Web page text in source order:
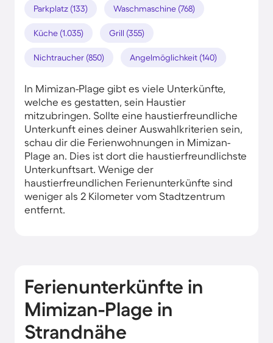
Parkplatz (133) Waschmaschine (768)
Küche (1.035) Grill (355)
Nichtraucher (850) Angelmöglichkeit (140)
In Mimizan-Plage gibt es viele Unterkünfte,
welche es gestatten, sein Haustier
mitzubringen. Sollte eine haustierfreundliche
Unterkunft eines deiner Auswahlkriterien sein,
schau dir die Ferienwohnungen in Mimizan-
Plage an. Dies ist dort die haustierfreundlichste
Unterkunftsart. Wenige der
haustierfreundlichen Ferienunterkünfte sind
weniger als 2 Kilometer vom Stadtzentrum
entfernt.
Ferienunterkünfte in
Mimizan-Plage in
Strandnähe